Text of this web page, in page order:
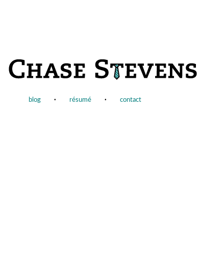
blog · résumé · contact